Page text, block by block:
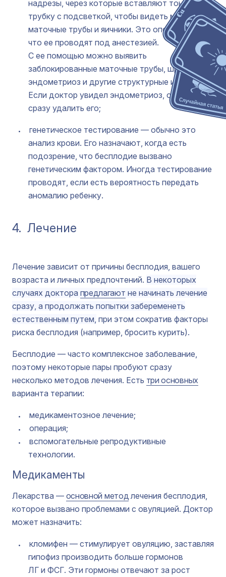
надрезы, через которые вставляют тонкую
трубку с подсветкой, чтобы видеть матку,
маточные трубы и яичники. Это операция, так
что ее проводят под анестезией.
С ее помощью можно выявить
заблокированные маточные трубы, шрамы,
эндометриоз и другие структурные изменения.
Если доктор увидел эндометриоз, он может
сразу удалить его;
генетическое тестирование — обычно это
анализ крови. Его назначают, когда есть
подозрение, что бесплодие вызвано
генетическим фактором. Иногда тестирование
проводят, если есть вероятность передать
аномалию ребенку.
4. Лечение
Лечение зависит от причины бесплодия, вашего
возраста и личных предпочтений. В некоторых
случаях доктора предлагают не начинать лечение
сразу, а продолжать попытки забеременеть
естественным путем, при этом сократив факторы
риска бесплодия (например, бросить курить).
Бесплодие — часто комплексное заболевание,
поэтому некоторые пары пробуют сразу
несколько методов лечения. Есть три основных
варианта терапии:
медикаментозное лечение;
операция;
вспомогательные репродуктивные
технологии.
Медикаменты
Лекарства — основной метод лечения бесплодия,
которое вызвано проблемами с овуляцией. Доктор
может назначить:
кломифен — стимулирует овуляцию, заставляя
гипофиз производить больше гормонов
ЛГ и ФСГ. Эти гормоны отвечают за рост